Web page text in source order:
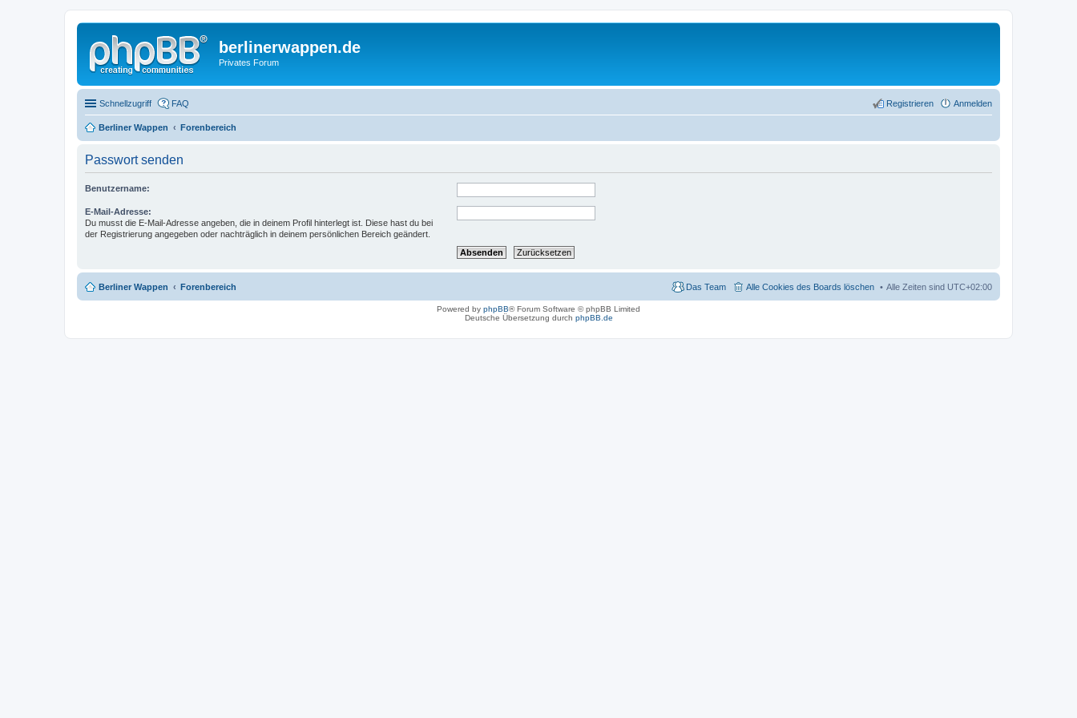
berlinerwappen.de
Privates Forum
Schnellzugriff FAQ Anmelden
Registrieren
Berliner Wappen Forenbereich
Passwort senden
Benutzername:
E-Mail-Adresse:
Du musst die E-Mail-Adresse angeben, die in deinem Profil hinterlegt ist. Diese hast du bei
der Registrierung angegeben oder nachträglich in deinem persönlichen Bereich geändert.
Berliner Wappen Forenbereich Alle Zeiten sind UTC+02:00
Alle Cookies des Boards löschen
Das Team
Powered by phpBB® Forum Software © phpBB Limited
Deutsche Übersetzung durch phpBB.de